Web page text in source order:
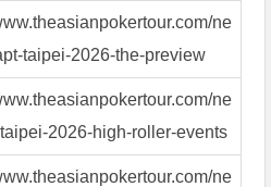
ne
taipei-2026-the-preview
ne
2026-high-roller-events
ne